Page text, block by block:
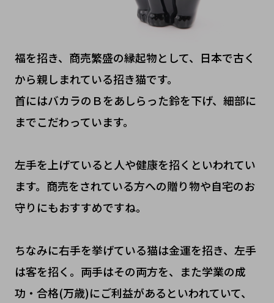
福を招き、商売繁盛の縁起物として、日本で古く
から親しまれている招き猫です。
首にはバカラのＢをあしらった鈴を下げ、細部に
までこだわっています。
左手を上げていると人や健康を招くといわれてい
ます。商売をされている方への贈り物や自宅のお
守りにもおすすめですね。
ちなみに右手を挙げている猫は金運を招き、左手
は客を招く。両手はその両方を、また学業の成
功・合格(万歳)にご利益があるといわれていて、